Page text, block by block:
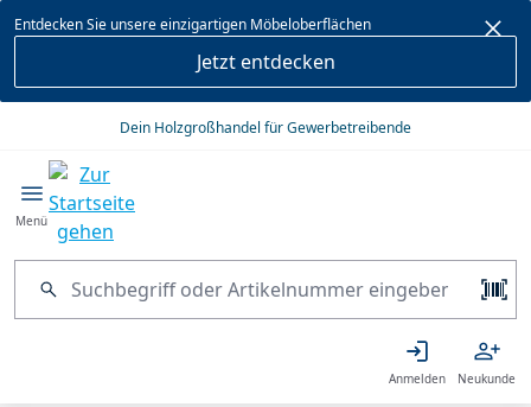
springen
Entdecken Sie unsere einzigartigen Möbeloberflächen
Jetzt entdecken
Dein Holzgroßhandel für Gewerbetreibende
Menü
Anmelden Neukunde